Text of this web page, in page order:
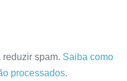
reduzir spam. Saiba como
processados.